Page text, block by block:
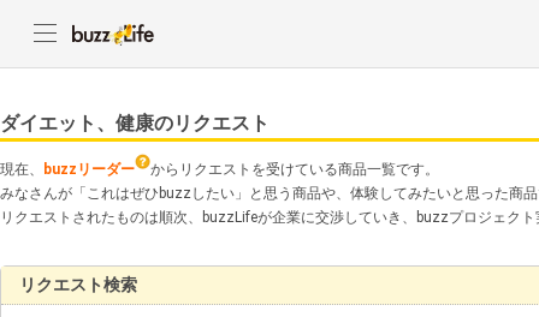
ダイエット、健康のリクエスト
現在、 buzzリーダー
からリクエストを受けている商品一覧です。
みなさんが「これはぜひbuzzしたい」と思う商品や、体験してみたいと思った商
リクエストされたものは順次、buzzLifeが企業に交渉していき、buzzプロジェク
リクエスト検索